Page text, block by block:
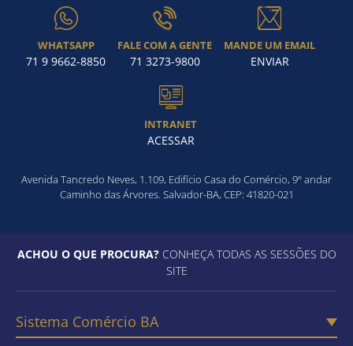
Como utilizar
WHATSAPP
71 9 9662-8850
FALE COM A GENTE
71 3273-9800
MANDE UM EMAIL
ENVIAR
INTRANET
ACESSAR
Avenida Tancredo Neves, 1.109, Edifício Casa do Comércio, 9º andar
Caminho das Árvores. Salvador-BA, CEP: 41820-021
ACHOU O QUE PROCURA?CONHEÇA TODAS AS SESSÕES DO
SITE
Sistema Comércio BA